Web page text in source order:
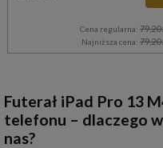
Cena regularna:79,20
Najniższa cena:79,20
Futerał iPad Pro 13
telefonu – dlaczego
nas?